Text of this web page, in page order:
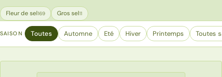
Fleur de sel169 Gros sel11
SAISON Toutes Automne Eté Hiver Printemps Toutes